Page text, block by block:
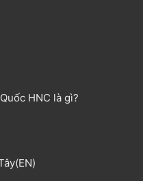
HNC là gì?